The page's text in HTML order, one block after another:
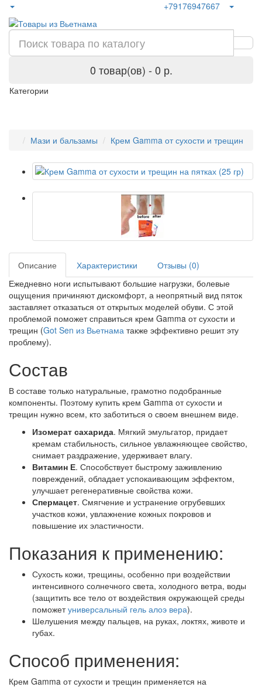
+79176947667
0 товар(ов) - 0 р.
Категории
Мази и бальзамы Крем Gamma от сухости и трещин
Описание Характеристики
Отзывы (0)
Ежедневно ноги испытывают большие нагрузки, болевые
ощущения причиняют дискомфорт, а неопрятный вид пяток
заставляет отказаться от открытых моделей обуви. С этой
проблемой поможет справиться крем Gamma от сухости и
трещин (Got Sen из Вьетнама также эффективно решит эту
проблему).
Состав
В составе только натуральные, грамотно подобранные
компоненты. Поэтому купить крем Gamma от сухости и
трещин нужно всем, кто заботиться о своем внешнем виде.
Изомерат сахарида. Мягкий эмульгатор, придает
кремам стабильность, сильное увлажняющее свойство,
снимает раздражение, удерживает влагу.
Витамин Е. Способствует быстрому заживлению
повреждений, обладает успокаивающим эффектом,
улучшает регенеративные свойства кожи.
Спермацет. Смягчение и устранение огрубевших
участков кожи, увлажнение кожных покровов и
повышение их эластичности.
Показания к применению:
Сухость кожи, трещины, особенно при воздействии
интенсивного солнечного света, холодного ветра, воды
(защитить все тело от воздействия окружающей среды
поможетуниверсальный гель алоэ вера).
Шелушения между пальцев, на руках, локтях, животе и
губах.
Способ применения:
Крем Gamma от сухости и трещин применяется на